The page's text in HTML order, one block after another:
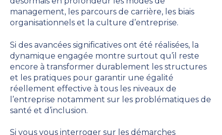
management, les parcours de carrière, les biais
organisationnels et la culture d’entreprise.
Si des avancées significatives ont été réalisées, la
dynamique engagée montre surtout qu’il reste
encore à transformer durablement les structures
et les pratiques pour garantir une égalité
réellement effective à tous les niveaux de
l’entreprise notamment sur les problématiques de
santé et d’inclusion.
Si vous vous interroger sur les démarches